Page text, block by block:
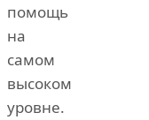
помощь
на
самом
высоком
уровне.